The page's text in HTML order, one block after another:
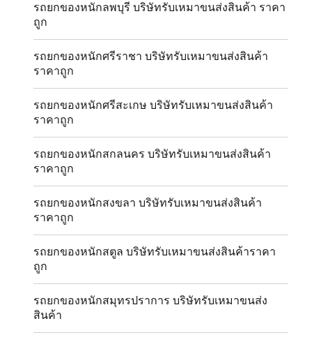
รถยกของหนักลพบุรี บริษัทรับเหมาขนส่งสินค้า ราคา
ถูก
รถยกของหนักศรีราชา บริษัทรับเหมาขนส่งสินค้า
ราคาถูก
รถยกของหนักศรีสะเกษ บริษัทรับเหมาขนส่งสินค้า
ราคาถูก
รถยกของหนักสกลนคร บริษัทรับเหมาขนส่งสินค้า
ราคาถูก
รถยกของหนักสงขลา บริษัทรับเหมาขนส่งสินค้า
ราคาถูก
รถยกของหนักสตูล บริษัทรับเหมาขนส่งสินค้าราคา
ถูก
รถยกของหนักสมุทรปราการ บริษัทรับเหมาขนส่ง
สินค้า